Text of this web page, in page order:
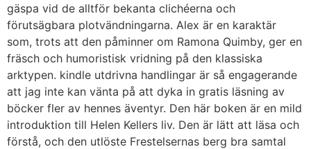
gäspa vid de alltför bekanta clichéerna och
förutsägbara plotvändningarna. Alex är en karaktär
som, trots att den påminner om Ramona Quimby, ger en
fräsch och humoristisk vridning på den klassiska
arktypen. kindle utdrivna handlingar är så engagerande
att jag inte kan vänta på att dyka in gratis läsning av
böcker fler av hennes äventyr. Den här boken är en mild
introduktion till Helen Kellers liv. Den är lätt att läsa och
förstå, och den utlöste Frestelsernas berg bra samtal